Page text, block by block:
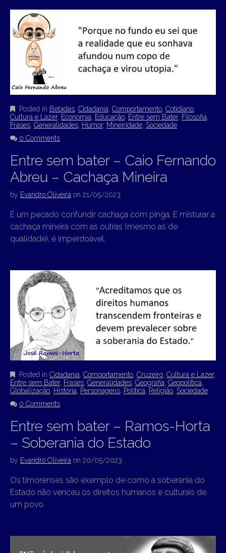
Posted in Bebidas Cidadania Comportamento Cotidiano
Cultura e Lazer, Economia Educação Entre sem Bater, Filosofia
Frases Generalidades Humor, Mineiridade Sociedade
0 Comments
Entre sem bater – Caio Fernando
Abreu – Cachaça Mineira
by Evandro Oliveira on 21/05/2023
É um pecado confundir cachaça com pinga. E misturar a
cachaça mineira com as outras (mesmo as de
qualidade), é imperdoável.
Posted in Cidadania Comportamento Cruzeiro Cultura e Lazer,
Entre sem Bater, Frases Generalidades Geografia Geopolítica
Globalização História Personagens Política Religião Sociedade
0 Comments
Entre sem bater – Ramos-Horta
– Soberania do Estado
by Evandro Oliveira on 20/05/2023
Os timorenses são exemplo de como a soberania do
Estado não venceu os direitos humanos e culturais de
um povo.